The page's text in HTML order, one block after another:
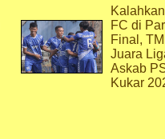
FC di
Final,
Juara
Askab
Kukar